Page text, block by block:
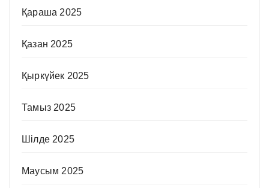
Қараша 2025
Қазан 2025
Қыркүйек 2025
Тамыз 2025
Шілде 2025
Маусым 2025